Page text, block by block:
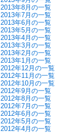
2013年8月の一覧
2013年7月の一覧
2013年6月の一覧
2013年5月の一覧
2013年4月の一覧
2013年3月の一覧
2013年2月の一覧
2013年1月の一覧
2012年12月の一覧
2012年11月の一覧
2012年10月の一覧
2012年9月の一覧
2012年8月の一覧
2012年7月の一覧
2012年6月の一覧
2012年5月の一覧
2012年4月の一覧